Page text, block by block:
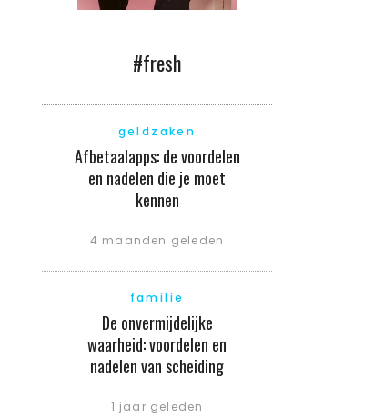
#fresh
geldzaken
Afbetaalapps: de voordelen
en nadelen die je moet
kennen
4 maanden geleden
familie
De onvermijdelijke
waarheid: voordelen en
nadelen van scheiding
1 jaar geleden